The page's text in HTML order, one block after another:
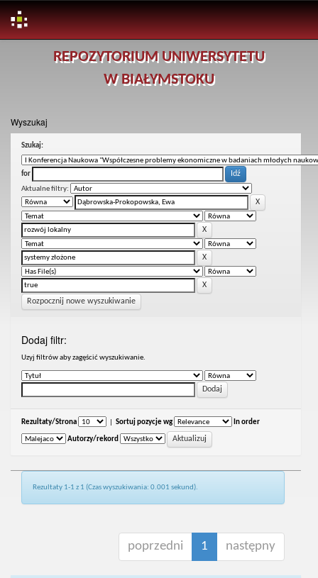
REPOZYTORIUM UNIWERSYTETU
W BIAŁYMSTOKU
Wyszukaj
Szukaj:
for
Aktualne filtry:
Rozpocznij nowe wyszukiwanie
Dodaj filtr:
Uzyj filtrów aby zagęścić wyszukiwanie.
Rezultaty/Strona Sortuj pozycje wg In order
Autorzy/rekord
Rezultaty 1-1 z 1 (Czas wyszukiwania: 0.001 sekund).
poprzedni 1 następny